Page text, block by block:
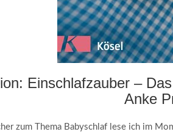
Einschlafzauber –
Anke
zum Thema Babyschlaf lese ich im